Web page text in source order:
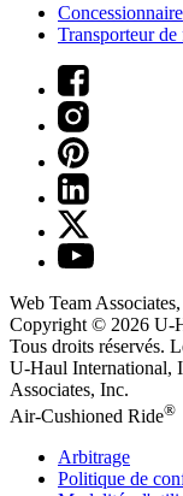
Concessionnaire
Transporteur
Web Team
Copyright © 2026 U-
Tous droits réservés.
U-Haul International,
Associates, Inc.
Air-Cushioned Ride®
Arbitrage
Politique de